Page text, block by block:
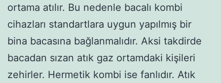
ortama atılır. Bu nedenle bacalı kombi
cihazları standartlara uygun yapılmış bir
bina bacasına bağlanmalıdır. Aksi takdirde
bacadan sızan atık gaz ortamdaki kişileri
zehirler. Hermetik kombi ise fanlıdır. Atık